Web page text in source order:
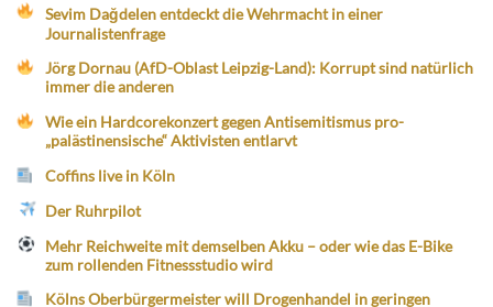
Sevim Dağdelen entdeckt die Wehrmacht in einer
Journalistenfrage
Jörg Dornau (AfD-Oblast Leipzig-Land): Korrupt sind natürlich
immer die anderen
Wie ein Hardcorekonzert gegen Antisemitismus pro-
„palästinensische“ Aktivisten entlarvt
Coffins live in Köln
Der Ruhrpilot
Mehr Reichweite mit demselben Akku – oder wie das E-Bike
zum rollenden Fitnessstudio wird
Kölns Oberbürgermeister will Drogenhandel in geringen